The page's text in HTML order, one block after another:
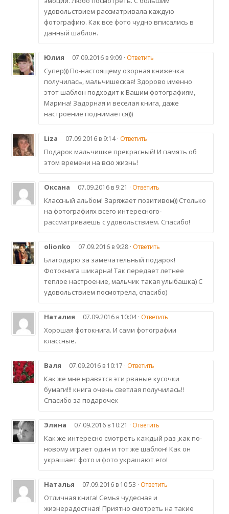
удовольствием рассматривала каждую
фотографию. Как все фото чудно вписались в
данный шаблон.
Юлия 07.09.2016 в 9:09 · Ответить
Супер))) По-настоящему озорная книжечка
получилась, мальчишеская! Здорово именно
этот шаблон подходит к Вашим фотографиям,
Марина! Задорная и веселая книга, даже
настроение поднимается)))
Liza 07.09.2016 в 9:14 · Ответить
Подарок мальчишке прекрасный! И память об
этом времени на всю жизнь!
Оксана 07.09.2016 в 9:21 · Ответить
Классный альбом! Заряжает позитивом)) Столько
на фотографиях всего интересного-
рассматриваешь с удовольствием. Спасибо!
olionko 07.09.2016 в 9:28 · Ответить
Благодарю за замечательный подарок!
Фотокнига шикарна! Так передает летнее
теплое настроение, мальчик такая улыбашка) С
удовольствием посмотрела, спасибо)
Наталия 07.09.2016 в 10:04 · Ответить
Хорошая фотокнига. И сами фотографии
классные.
Валя 07.09.2016 в 10:17 · Ответить
Как же мне нравятся эти рваные кусочки
бумаги!!! книга очень светлая получилась!!
Спасибо за подарочек
Элина 07.09.2016 в 10:21 · Ответить
Как же интересно смотреть каждый раз ,как по-
новому играет один и тот же шаблон! Как он
украшает фото и фото украшают его!
Наталья 07.09.2016 в 10:53 · Ответить
Отличная книга! Семья чудесная и
жизнерадостная! Приятно смотреть на такие